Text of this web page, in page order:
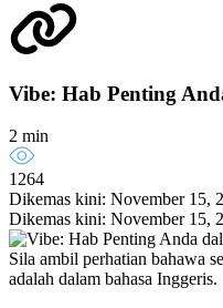
Vibe: Hab Penting
2 min
1264
Dikemas kini: November 15,
Dikemas kini: November 15,
Sila ambil perhatian bahawa
adalah dalam bahasa Inggeris.